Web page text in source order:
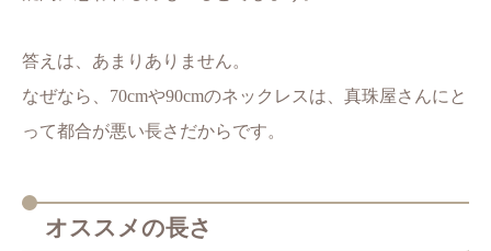
答えは、あまりありません。
なぜなら、70cmや90cmのネックレスは、真珠屋さんにと
って都合が悪い長さだからです。
オススメの長さ